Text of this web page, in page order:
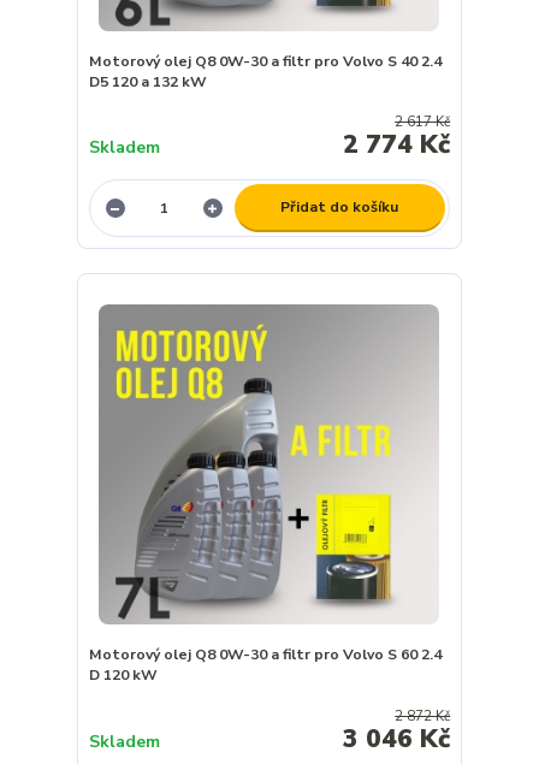
Motorový olej Q8 0W-30 a filtr pro Volvo S 40 2.4
D5 120 a 132 kW
2 617 Kč
2 774 Kč
Skladem
Přidat do košíku
Motorový olej Q8 0W-30 a filtr pro Volvo S 60 2.4
D 120 kW
2 872 Kč
3 046 Kč
Skladem